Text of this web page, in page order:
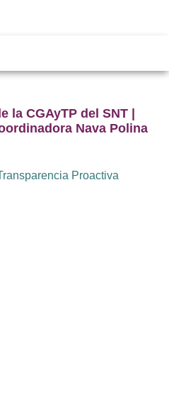
la CGAyTP del SNT |
Nava Polina
Proactiva